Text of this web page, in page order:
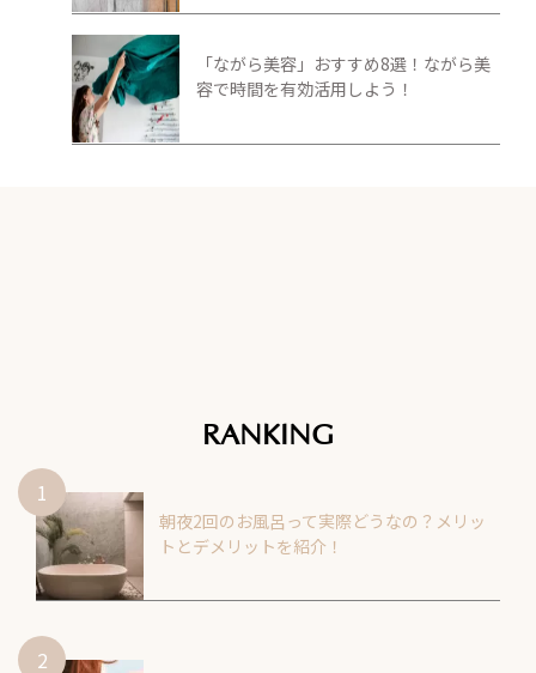
「ながら美容」おすすめ8選！ながら美
容で時間を有効活用しよう！
RANKING
朝夜2回のお風呂って実際どうなの？メリッ
トとデメリットを紹介！